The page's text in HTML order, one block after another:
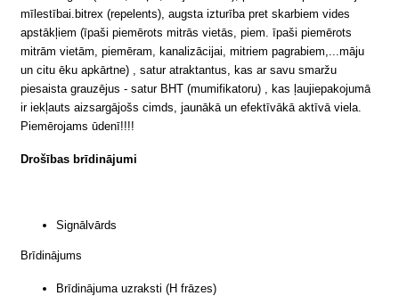
mīlestībai.bitrex (repelents), augsta izturība pret skarbiem vides
apstākļiem (īpaši piemērots mitrās vietās, piem. īpaši piemērots
mitrām vietām, piemēram, kanalizācijai, mitriem pagrabiem,...māju
un citu ēku apkārtne) , satur atraktantus, kas ar savu smaržu
piesaista grauzējus - satur BHT (mumifikatoru) , kas ļaujiepakojumā
ir iekļauts aizsargājošs cimds, jaunākā un efektīvākā aktīvā viela.
Piemērojams ūdenī!!!!
Drošības brīdinājumi
Signālvārds
Brīdinājums
Brīdinājuma uzraksti (H frāzes)